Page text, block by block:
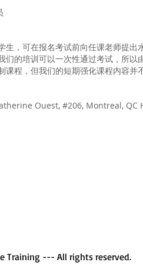
生，可在报名考试前向任课老师提出
们的培训可以一次性通过考试，所以
程，但我们的短期强化课程内容并
Ouest, #206, Montreal, QC
Training --- All rights reserved.